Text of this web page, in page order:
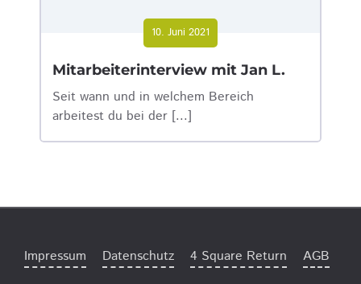
10. Juni 2021
Mitarbeiterinterview mit Jan L.
Seit wann und in welchem Bereich
arbeitest du bei der [...]
Impressum Datenschutz 4 Square Return AGB